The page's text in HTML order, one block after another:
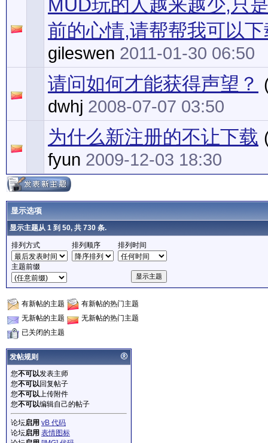
MUD玩的人越来越少,只
前的心情,请帮帮我可以
gileswen 2011-01-30 06:50
请问如何才能获得声望？
dwhj 2008-07-07 03:50
为什么新注册的不让下载
fyun 2009-12-03 18:30
显示选项
显示主题从 1 到 50, 共 730 条.
排列方式 排列顺序 排列时间
主题前缀
有新帖的主题
有新帖的热门主题
无新帖的主题
无新帖的热门主题
已关闭的主题
发帖规则
您不可以发表主师
您不可以回复帖子
您不可以上传附件
您不可以编辑自己的帖子
论坛启用 vB 代码
论坛启用 表情图标